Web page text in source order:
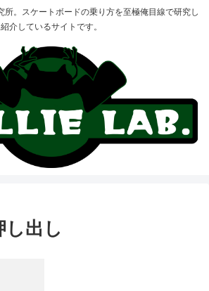
所。スケートボードの乗り方を至極俺目線で研究し
紹介しているサイトです。
し出し